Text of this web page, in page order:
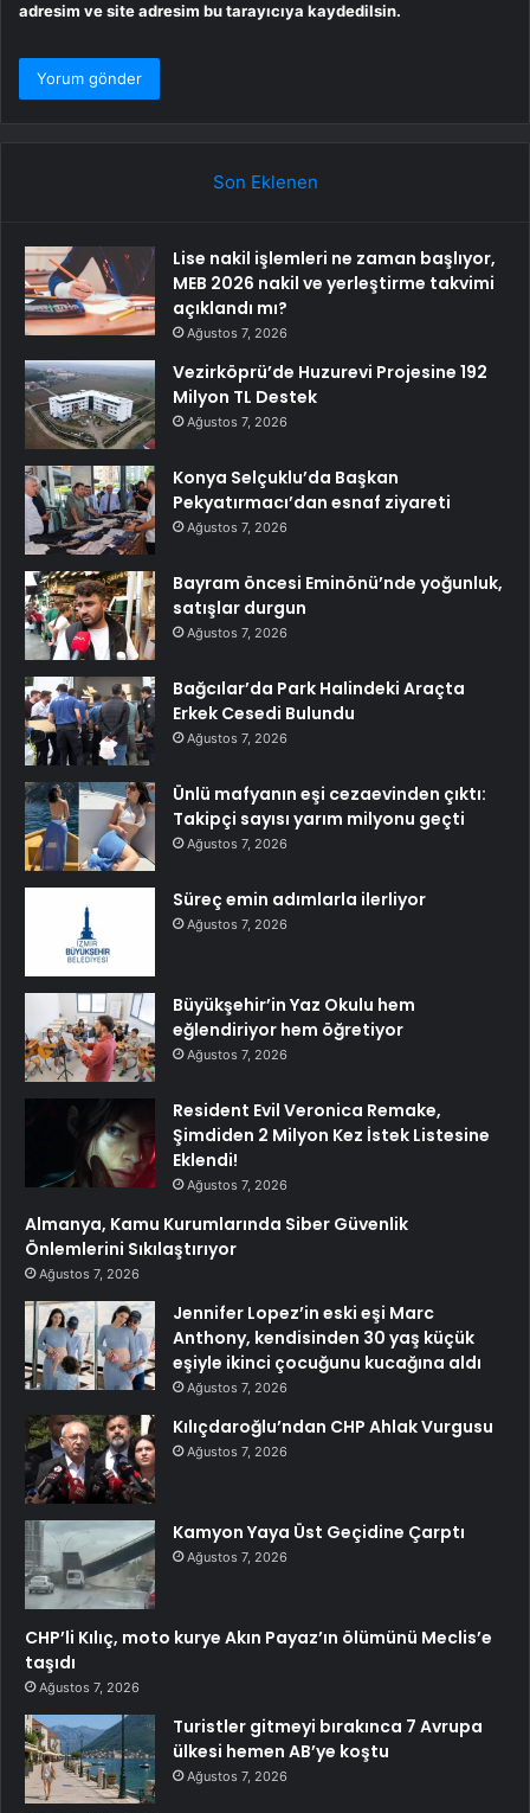
adresim ve site adresim bu tarayıcıya kaydedilsin.
Son Eklenen
Lise nakil işlemleri ne zaman başlıyor,
MEB 2026 nakil ve yerleştirme takvimi
açıklandı mı?
Ağustos 7, 2026
Vezirköprü’de Huzurevi Projesine 192
Milyon TL Destek
Ağustos 7, 2026
Konya Selçuklu’da Başkan
Pekyatırmacı’dan esnaf ziyareti
Ağustos 7, 2026
Bayram öncesi Eminönü’nde yoğunluk,
satışlar durgun
Ağustos 7, 2026
Bağcılar’da Park Halindeki Araçta
Erkek Cesedi Bulundu
Ağustos 7, 2026
Ünlü mafyanın eşi cezaevinden çıktı:
Takipçi sayısı yarım milyonu geçti
Ağustos 7, 2026
Süreç emin adımlarla ilerliyor
Ağustos 7, 2026
Büyükşehir’in Yaz Okulu hem
eğlendiriyor hem öğretiyor
Ağustos 7, 2026
Resident Evil Veronica Remake,
Şimdiden 2 Milyon Kez İstek Listesine
Eklendi!
Ağustos 7, 2026
Almanya, Kamu Kurumlarında Siber Güvenlik
Önlemlerini Sıkılaştırıyor
Ağustos 7, 2026
Jennifer Lopez’in eski eşi Marc
Anthony, kendisinden 30 yaş küçük
eşiyle ikinci çocuğunu kucağına aldı
Ağustos 7, 2026
Kılıçdaroğlu’ndan CHP Ahlak Vurgusu
Ağustos 7, 2026
Kamyon Yaya Üst Geçidine Çarptı
Ağustos 7, 2026
CHP’li Kılıç, moto kurye Akın Payaz’ın ölümünü Meclis’e
taşıdı
Ağustos 7, 2026
Turistler gitmeyi bırakınca 7 Avrupa
ülkesi hemen AB’ye koştu
Ağustos 7, 2026